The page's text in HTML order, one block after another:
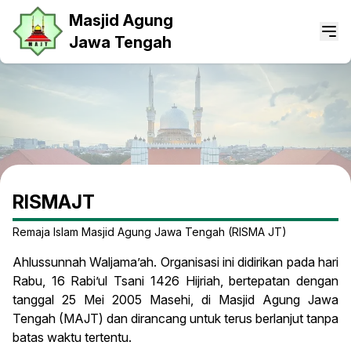
Masjid Agung
Jawa Tengah
RISMAJT
Remaja Islam Masjid Agung Jawa Tengah (RISMA JT)
Ahlussunnah Waljama’ah. Organisasi ini didirikan pada hari
Rabu, 16 Rabi’ul Tsani 1426 Hijriah, bertepatan dengan
tanggal 25 Mei 2005 Masehi, di Masjid Agung Jawa
Tengah (MAJT) dan dirancang untuk terus berlanjut tanpa
batas waktu tertentu.